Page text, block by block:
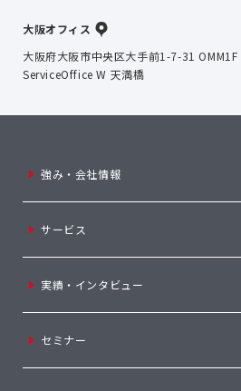
大阪オフィス
大阪府大阪市中央区大手前1-7-31 OMM1F
ServiceOffice W 天満橋
強み・会社情報
サービス
実績・インタビュー
セミナー